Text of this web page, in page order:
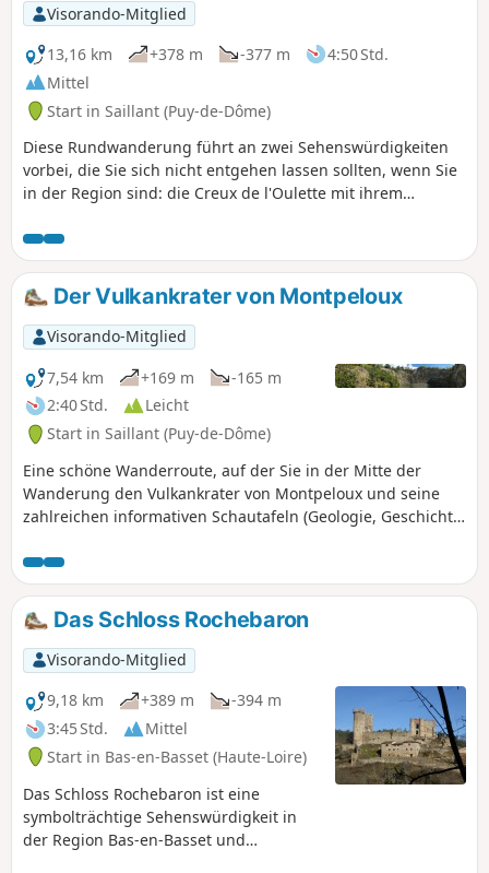
Visorando-Mitglied
13,16 km
+378 m -377 m
4:50 Std.
Mittel
Start in Saillant (Puy-de-Dôme)
Diese Rundwanderung führt an zwei Sehenswürdigkeiten
vorbei, die Sie sich nicht entgehen lassen sollten, wenn Sie
in der Region sind: die Creux de l'Oulette mit ihrem
Basaltsteinbruch, der zu einem geologischen
Freilichtmuseum umgestaltet wurde. Am Ende der
Wanderung führt die Route über einen schönen Weg
entlang der Ance.
Der Vulkankrater von Montpeloux
Visorando-Mitglied
7,54 km
+169 m
-165 m
2:40 Std.
Leicht
Start in Saillant (Puy-de-Dôme)
Eine schöne Wanderroute, auf der Sie in der Mitte der
Wanderung den Vulkankrater von Montpeloux und seine
zahlreichen informativen Schautafeln (Geologie, Geschichte
unbestreitbarer Pluspunkt für neugierige Kinder!
Das Schloss Rochebaron
Visorando-Mitglied
9,18 km
+389 m
-394 m
3:45 Std.
Mittel
Start in Bas-en-Basset (Haute-Loire)
Das Schloss Rochebaron ist eine
symbolträchtige Sehenswürdigkeit in
der Region Bas-en-Basset und